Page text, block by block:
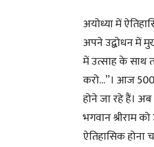
अयोध्या में
अपने उद्बोधन में
में उत्साह के साथ
करो…”। आज 500
होने जा रहे हैं। अब
भगवान श्रीराम
ऐतिहासिक होना